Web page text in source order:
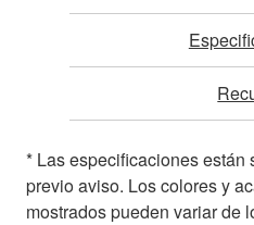
* Las especificaciones están
previo aviso. Los colores y
mostrados pueden variar de